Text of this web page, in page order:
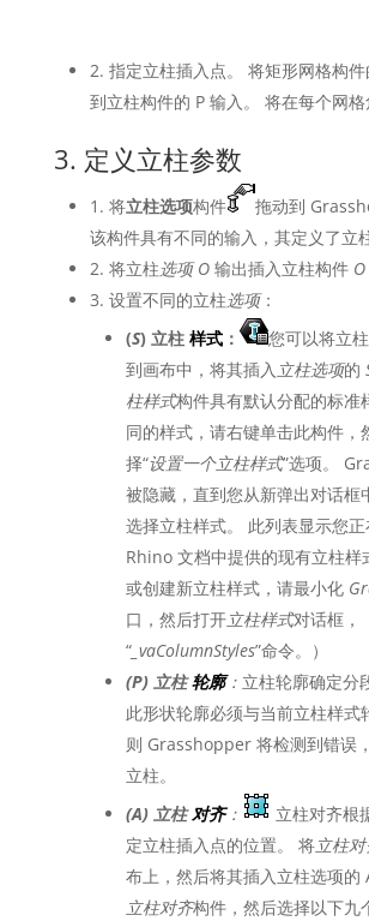
2. 指定立柱插入点。 将矩形网格构
到立柱构件的 P 输入。 将在每个网格
3. 定义立柱参数
1. 将立柱选项构件
拖动到
该构件具有不同的输入，其定义了立
2. 将立柱选项 O输出插入立柱构件 O
3. 设置不同的立柱选项：
(S) 立柱 样式： 您可以将立柱
到画布中，将其插入 立柱选项的
柱样式构件具有默认分配的标准
同的样式，请右键单击此构件，
择“设置一个立柱样式”选项。
被隐藏，直到您从新弹出对话框
选择立柱样式。 此列表显示您
Rhino 文档中提供的现有立柱样
或创建新立柱样式，请最小化
口，然后打开立柱样式对话框，
“_vaColumnStyles”命令。）
(P) 立柱 轮廓： 立柱轮廓确定分
此形状轮廓必须与当前立柱样式
则 Grasshopper 将检测到错误
立柱。
(A) 立柱 对齐：
立柱对齐根
定立柱插入点的位置。 将立柱对
布上，然后将其插入立柱选项的
立柱对齐构件，然后选择以下九